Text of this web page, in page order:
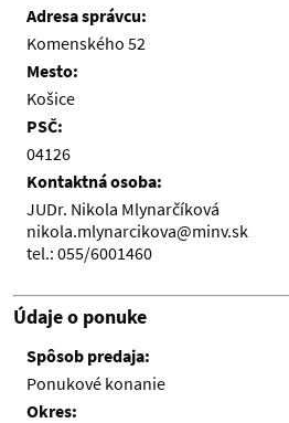
Adresa správcu:
Komenského 52
Mesto:
Košice
PSČ:
04126
Kontaktná osoba:
JUDr. Nikola Mlynarčíková
nikola.mlynarcikova@minv.sk
tel.: 055/6001460
Údaje o ponuke
Spôsob predaja:
Ponukové konanie
Okres: